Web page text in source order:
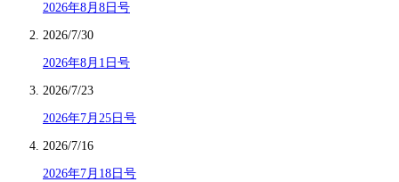
2026年8月8日号
2026/7/30
2026年8月1日号
2026/7/23
2026年7月25日号
2026/7/16
2026年7月18日号